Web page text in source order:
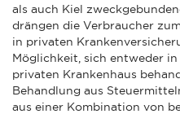
als auch Kiel
drängen die Verbraucher
in privaten
Möglichkeit, sich entweder
privaten Krankenhaus
Behandlung aus
aus einer Kombination von